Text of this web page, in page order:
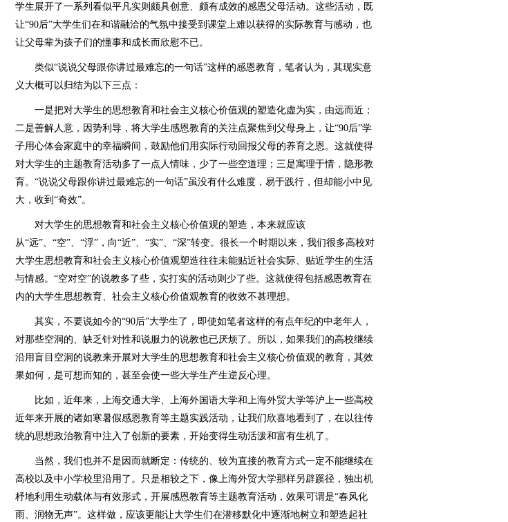
学生展开了一系列看似平凡实则颇具创意、颇有成效的感恩父母活动。这些活动，既
让“90后”大学生们在和谐融洽的气氛中接受到课堂上难以获得的实际教育与感动，也
让父母辈为孩子们的懂事和成长而欣慰不已。
类似“说说父母跟你讲过最难忘的一句话”这样的感恩教育，笔者认为，其现实意
义大概可以归结为以下三点：
一是把对大学生的思想教育和社会主义核心价值观的塑造化虚为实，由远而近；
二是善解人意，因势利导，将大学生感恩教育的关注点聚焦到父母身上，让“90后”学
子用心体会家庭中的幸福瞬间，鼓励他们用实际行动回报父母的养育之恩。这就使得
对大学生的主题教育活动多了一点人情味，少了一些空道理；三是寓理于情，隐形教
育。“说说父母跟你讲过最难忘的一句话”虽没有什么难度，易于践行，但却能小中见
大，收到“奇效”。
对大学生的思想教育和社会主义核心价值观的塑造，本来就应该
从“远”、“空”、“浮”，向“近”、“实”、“深”转变。很长一个时期以来，我们很多高校对
大学生思想教育和社会主义核心价值观塑造往往未能贴近社会实际、贴近学生的生活
与情感。“空对空”的说教多了些，实打实的活动则少了些。这就使得包括感恩教育在
内的大学生思想教育、社会主义核心价值观教育的收效不甚理想。
其实，不要说如今的“90后”大学生了，即使如笔者这样的有点年纪的中老年人，
对那些空洞的、缺乏针对性和说服力的说教也已厌烦了。所以，如果我们的高校继续
沿用盲目空洞的说教来开展对大学生的思想教育和社会主义核心价值观的教育，其效
果如何，是可想而知的，甚至会使一些大学生产生逆反心理。
比如，近年来，上海交通大学、上海外国语大学和上海外贸大学等沪上一些高校
近年来开展的诸如寒暑假感恩教育等主题实践活动，让我们欣喜地看到了，在以往传
统的思想政治教育中注入了创新的要素，开始变得生动活泼和富有生机了。
当然，我们也并不是因而就断定：传统的、较为直接的教育方式一定不能继续在
高校以及中小学校里沿用了。只是相较之下，像上海外贸大学那样另辟蹊径，独出机
杼地利用生动载体与有效形式，开展感恩教育等主题教育活动，效果可谓是“春风化
雨、润物无声”。这样做，应该更能让大学生们在潜移默化中逐渐地树立和塑造起社